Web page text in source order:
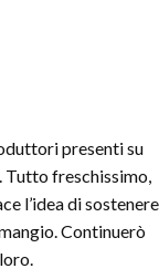
presenti su
freschissimo,
l’idea di sostenere
Continuerò